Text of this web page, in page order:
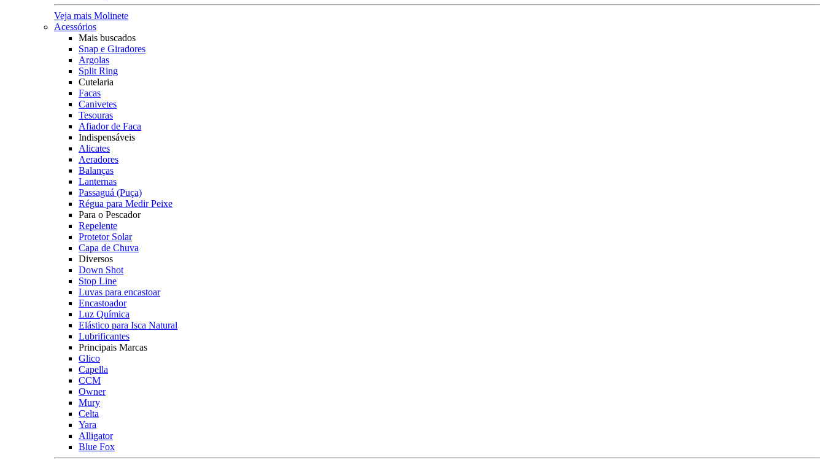
Veja mais Molinete
Acessórios
Mais buscados
Snap e Giradores
Argolas
Split Ring
Cutelaria
Facas
Canivetes
Tesouras
Afiador de Faca
Indispensáveis
Alicates
Aeradores
Balanças
Lanternas
Passaguá (Puça)
Régua para Medir Peixe
Para o Pescador
Repelente
Protetor Solar
Capa de Chuva
Diversos
Down Shot
Stop Line
Luvas para encastoar
Encastoador
Luz Química
Elástico para Isca Natural
Lubrificantes
Principais Marcas
Glico
Capella
CCM
Owner
Mury
Celta
Yara
Alligator
Blue Fox